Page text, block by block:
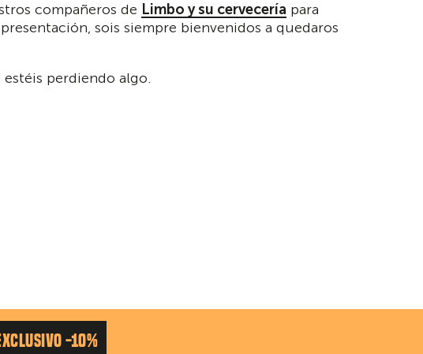
compañeros de Limbo y su cervecería para
sois siempre bienvenidos a quedaros
estéis perdiendo algo.
-10%